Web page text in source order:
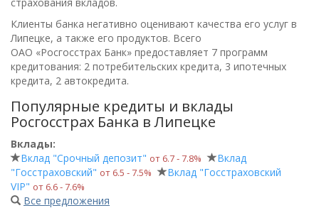
Клиенты банка негативно оценивают качества его услуг в
Липецке, а также его продуктов. Всего
ОАО «Росгосстрах Банк» предоставляет 7 программ
кредитования: 2 потребительских кредита, 3 ипотечных
кредита, 2 автокредита.
Популярные кредиты и вклады
Росгосстрах Банка в Липецке
Вклады:
Вклад "Срочный депозит" от 6.7 ‑ 7.8%
Вклад
"Госстраховский" от 6.5 ‑ 7.5%
Вклад "Госстраховский
VIP" от 6.6 ‑ 7.6%
Все предложения